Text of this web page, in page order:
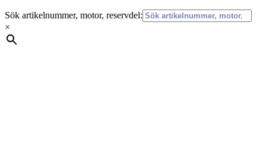
Sök artikelnummer, motor, reservdel:
×